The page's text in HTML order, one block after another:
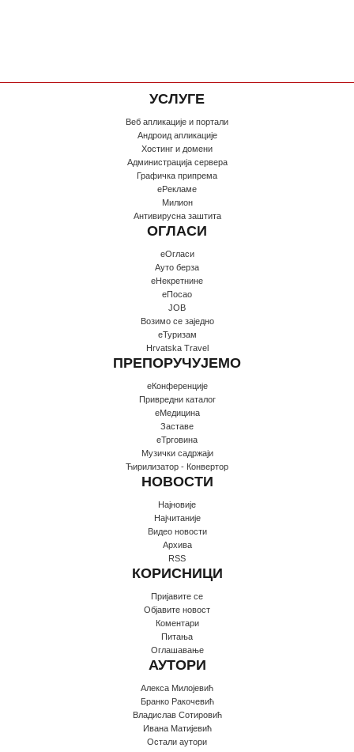
УСЛУГЕ
Веб апликације и портали
Андроид апликације
Хостинг и домени
Администрација сервера
Графичка припрема
еРекламе
Милион
Антивирусна заштита
ОГЛАСИ
еОгласи
Ауто берза
еНекретнине
еПосао
JOB
Возимо се заједно
еТуризам
Hrvatska Travel
ПРЕПОРУЧУЈЕМО
еКонференције
Привредни каталог
еМедицина
Заставе
еТрговина
Музички садржаји
Ћирилизатор - Конвертор
НОВОСТИ
Најновије
Најчитаније
Видео новости
Архива
RSS
КОРИСНИЦИ
Пријавите се
Oбјавите новост
Коментари
Питања
Оглашавање
АУТОРИ
Алекса Милојевић
Бранко Ракочевић
Владислав Сотировић
Ивана Матијевић
Остали аутори